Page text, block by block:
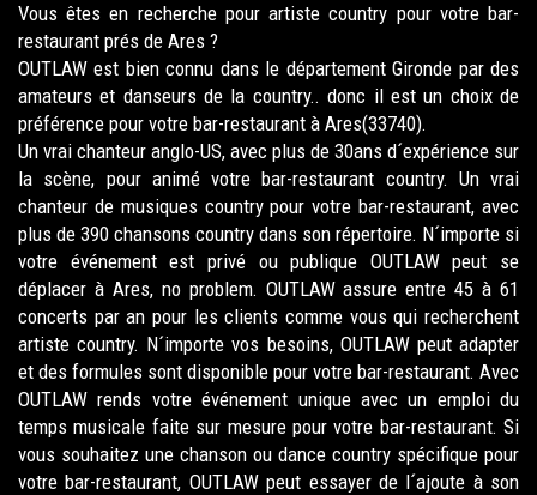
Vous êtes en recherche pour artiste country pour votre bar-
restaurant prés de Ares ?
OUTLAW est bien connu dans le département Gironde par des
amateurs et danseurs de la country.. donc il est un choix de
préférence pour votre bar-restaurant à Ares(33740).
Un vrai chanteur anglo-US, avec plus de 30ans d´expérience sur
la scène, pour animé votre bar-restaurant country. Un vrai
chanteur de musiques country pour votre bar-restaurant, avec
plus de 390 chansons country dans son répertoire. N´importe si
votre événement est privé ou publique OUTLAW peut se
déplacer à Ares, no problem. OUTLAW assure entre 45 à 61
concerts par an pour les clients comme vous qui recherchent
artiste country. N´importe vos besoins, OUTLAW peut adapter
et des formules sont disponible pour votre bar-restaurant. Avec
OUTLAW rends votre événement unique avec un emploi du
temps musicale faite sur mesure pour votre bar-restaurant. Si
vous souhaitez une chanson ou dance country spécifique pour
votre bar-restaurant, OUTLAW peut essayer de l´ajoute à son